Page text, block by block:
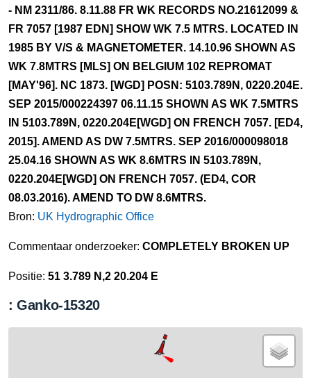
- NM 2311/86. 8.11.88 FR WK RECORDS NO.21612099 &
FR 7057 [1987 EDN] SHOW WK 7.5 MTRS. LOCATED IN
1985 BY V/S & MAGNETOMETER. 14.10.96 SHOWN AS
WK 7.8MTRS [MLS] ON BELGIUM 102 REPROMAT
[MAY'96]. NC 1873. [WGD] POSN: 5103.789N, 0220.204E.
SEP 2015/000224397 06.11.15 SHOWN AS WK 7.5MTRS
IN 5103.789N, 0220.204E[WGD] ON FRENCH 7057. [ED4,
2015]. AMEND AS DW 7.5MTRS. SEP 2016/000098018
25.04.16 SHOWN AS WK 8.6MTRS IN 5103.789N,
0220.204E[WGD] ON FRENCH 7057. (ED4, COR
08.03.2016). AMEND TO DW 8.6MTRS.
Bron: UK Hydrographic Office
Commentaar onderzoeker: COMPLETELY BROKEN UP
Positie: 51 3.789 N,2 20.204 E
: Ganko-15320